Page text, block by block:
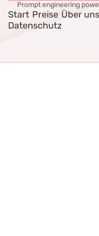
Prompt engineering
Start Preise Über uns
Datenschutz